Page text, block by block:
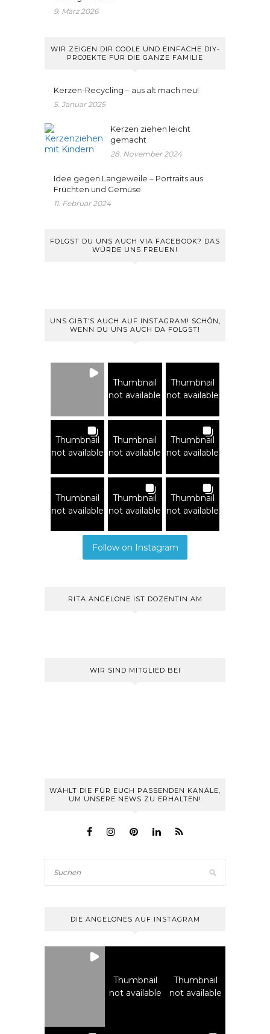
9. März 2026
WIR ZEIGEN DIR COOLE UND EINFACHE DIY-
PROJEKTE FÜR DIE GANZE FAMILIE
Kerzen-Recycling – aus alt mach neu!
5. Januar 2025
Kerzen ziehen leicht
gemacht
28. November 2024
Idee gegen Langeweile – Portraits aus
Früchten und Gemüse
11. Februar 2024
FOLGST DU UNS AUCH VIA FACEBOOK? DAS
WÜRDE UNS FREUEN!
UNS GIBT’S AUCH AUF INSTAGRAM! SCHÖN,
WENN DU UNS AUCH DA FOLGST!
Thumbnail
not available
Thumbnail
not available
Thumbnail
not available
Thumbnail
not available
Thumbnail
not available
Thumbnail
not available
Thumbnail
not available
Thumbnail
not available
Follow on Instagram
RITA ANGELONE IST DOZENTIN AM
WIR SIND MITGLIED BEI
WÄHLT DIE FÜR EUCH PASSENDEN KANÄLE,
UM UNSERE NEWS ZU ERHALTEN!
DIE ANGELONES AUF INSTAGRAM
Thumbnail
not available
Thumbnail
not available